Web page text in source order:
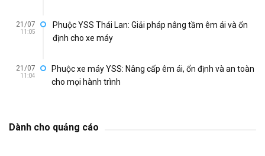
21/07
11:05
Phuộc YSS Thái Lan: Giải pháp nâng tầm êm ái và ổn
định cho xe máy
21/07
11:04
Phuộc xe máy YSS: Nâng cấp êm ái, ổn định và an toàn
cho mọi hành trình
Dành cho quảng cáo